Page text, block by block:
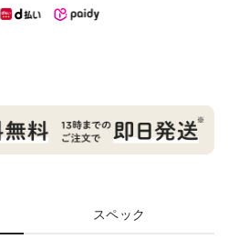
スペック